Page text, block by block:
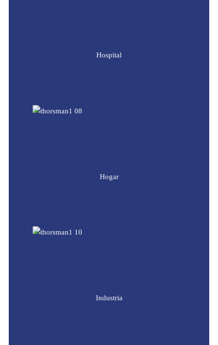
Hospital
Hogar
Industria